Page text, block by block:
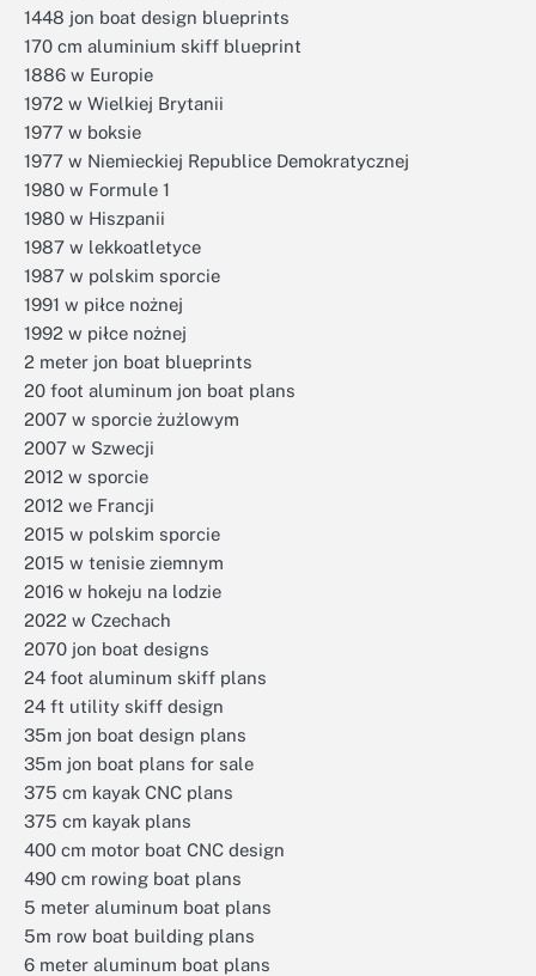
1448 jon boat design blueprints
170 cm aluminium skiff blueprint
1886 w Europie
1972 w Wielkiej Brytanii
1977 w boksie
1977 w Niemieckiej Republice Demokratycznej
1980 w Formule 1
1980 w Hiszpanii
1987 w lekkoatletyce
1987 w polskim sporcie
1991 w piłce nożnej
1992 w piłce nożnej
2 meter jon boat blueprints
20 foot aluminum jon boat plans
2007 w sporcie żużlowym
2007 w Szwecji
2012 w sporcie
2012 we Francji
2015 w polskim sporcie
2015 w tenisie ziemnym
2016 w hokeju na lodzie
2022 w Czechach
2070 jon boat designs
24 foot aluminum skiff plans
24 ft utility skiff design
35m jon boat design plans
35m jon boat plans for sale
375 cm kayak CNC plans
375 cm kayak plans
400 cm motor boat CNC design
490 cm rowing boat plans
5 meter aluminum boat plans
5m row boat building plans
6 meter aluminum boat plans